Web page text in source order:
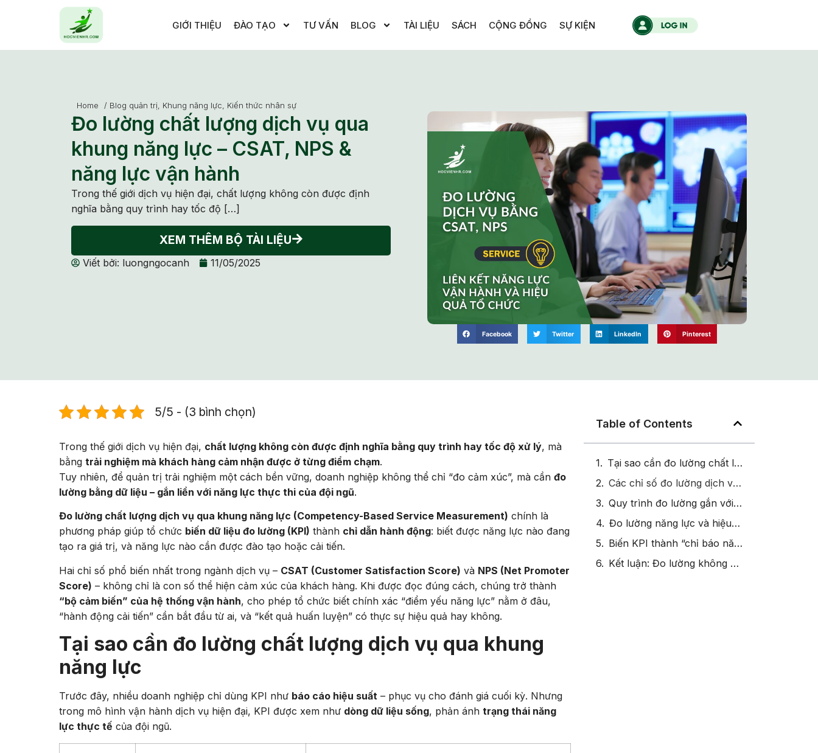
GIỚI THIỆU ĐÀO TẠO TƯ VẤN BLOG TÀI LIỆU SÁCH CỘNG ĐỒNG SỰ KIỆN
Home / Blog quản trị, Khung năng lực, Kiến thức nhân sự
Đo lường chất lượng dịch vụ qua
khung năng lực – CSAT, NPS &
năng lực vận hành
Trong thế giới dịch vụ hiện đại, chất lượng không còn được định
nghĩa bằng quy trình hay tốc độ […]
XEM THÊM BỘ TÀI LIỆU
Viết bởi: luongngocanh 11/05/2025
Facebook Twitter LinkedIn Pinterest
5/5 - (3 bình chọn)
Trong thế giới dịch vụ hiện đại, chất lượng không còn được định nghĩa bằng quy trình hay tốc độ xử lý, mà
bằng trải nghiệm mà khách hàng cảm nhận được ở từng điểm chạm.
Tuy nhiên, để quản trị trải nghiệm một cách bền vững, doanh nghiệp không thể chỉ “đo cảm xúc”, mà cần đo
lường bằng dữ liệu – gắn liền với năng lực thực thi của đội ngũ.
Đo lường chất lượng dịch vụ qua khung năng lực (Competency-Based Service Measurement) chính là
phương pháp giúp tổ chức biến dữ liệu đo lường (KPI) thành chỉ dẫn hành động: biết được năng lực nào đang
tạo ra giá trị, và năng lực nào cần được đào tạo hoặc cải tiến.
Hai chỉ số phổ biến nhất trong ngành dịch vụ – CSAT (Customer Satisfaction Score) và NPS (Net Promoter
Score) – không chỉ là con số thể hiện cảm xúc của khách hàng. Khi được đọc đúng cách, chúng trở thành
“bộ cảm biến” của hệ thống vận hành, cho phép tổ chức biết chính xác “điểm yếu năng lực” nằm ở đâu,
“hành động cải tiến” cần bắt đầu từ ai, và “kết quả huấn luyện” có thực sự hiệu quả hay không.
Tại sao cần đo lường chất lượng dịch vụ qua khung
năng lực
Trước đây, nhiều doanh nghiệp chỉ dùng KPI như báo cáo hiệu suất – phục vụ cho đánh giá cuối kỳ. Nhưng
trong mô hình vận hành dịch vụ hiện đại, KPI được xem như dòng dữ liệu sống, phản ánh trạng thái năng
lực thực tế của đội ngũ.
Table of Contents
Tại sao cần đo lường chất lượng dịch vụ qua khung năng lực
Các chỉ số đo lường dịch vụ và mối liên kết với năng lực vận hành
Quy trình đo lường gắn với khung năng lực (4 bước chiến lược)
Đo lường năng lực và hiệu quả vận hành bằng dữ liệu thông minh (Smart Metrics)
Biến KPI thành “chỉ báo năng lực” trong chiến lược phát triển con người
Kết luận: Đo lường không chỉ để báo cáo – mà để phát triển năng lực và văn hóa dịch vụ